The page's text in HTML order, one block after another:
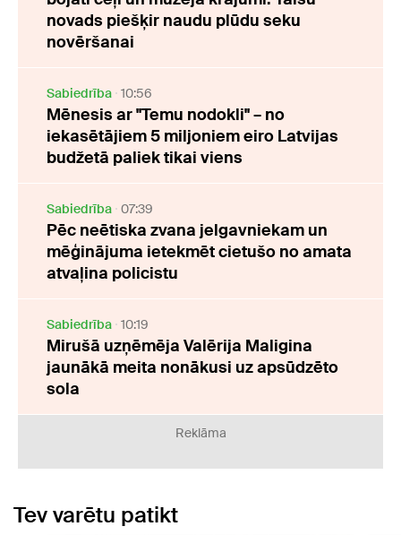
novads piešķir naudu plūdu seku
novēršanai
Sabiedrība 10:56
Mēnesis ar "Temu nodokli" – no
iekasētājiem 5 miljoniem eiro Latvijas
budžetā paliek tikai viens
Sabiedrība 07:39
Pēc neētiska zvana jelgavniekam un
mēģinājuma ietekmēt cietušo no amata
atvaļina policistu
Sabiedrība 10:19
Mirušā uzņēmēja Valērija Maligina
jaunākā meita nonākusi uz apsūdzēto
sola
Reklāma
Tev varētu patikt